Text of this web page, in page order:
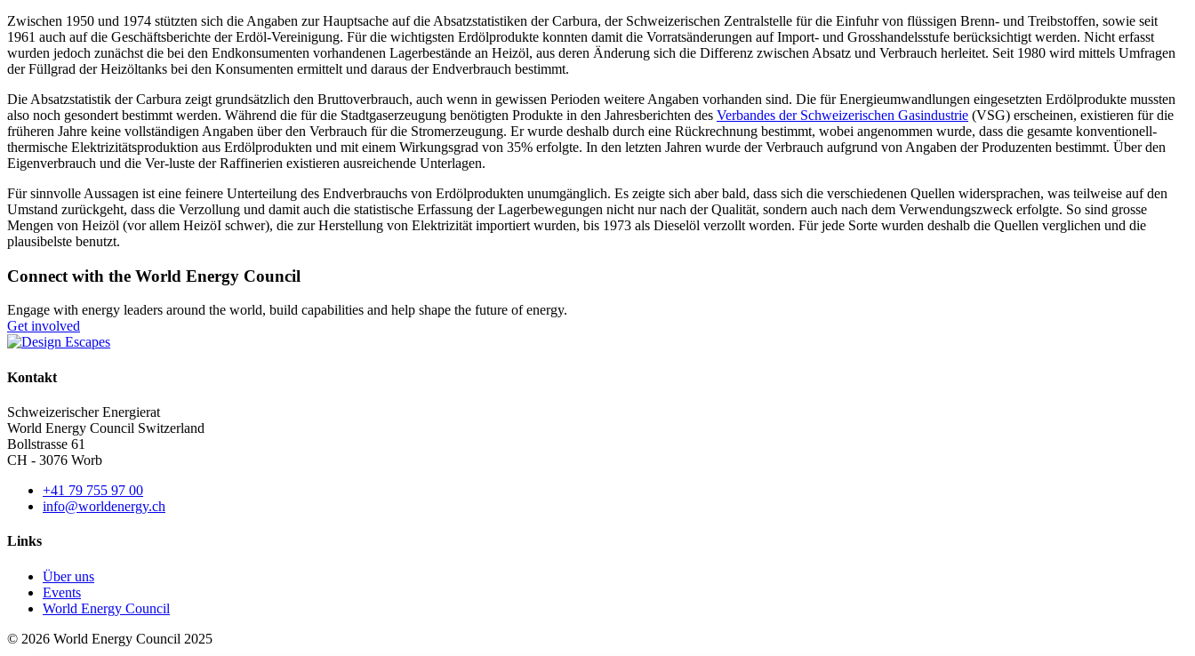
Zwischen 1950 und 1974 stützten sich die Angaben zur Hauptsache auf die Absatzstatistiken der Carbura, der Schweizerischen Zentralstelle für die Einfuhr von flüssigen Brenn- und Treibstoffen, sowie seit
1961 auch auf die Geschäftsberichte der Erdöl-Vereinigung. Für die wichtigsten Erdölprodukte konnten damit die Vorratsänderungen auf Import- und Grosshandelsstufe berücksichtigt werden. Nicht erfasst
wurden jedoch zunächst die bei den Endkonsumenten vorhandenen Lagerbestände an Heizöl, aus deren Änderung sich die Differenz zwischen Absatz und Verbrauch herleitet. Seit 1980 wird mittels Umfragen
der Füllgrad der Heizöltanks bei den Konsumenten ermittelt und daraus der Endverbrauch bestimmt.
Die Absatzstatistik der Carbura zeigt grundsätzlich den Bruttoverbrauch, auch wenn in gewissen Perioden weitere Angaben vorhanden sind. Die für Energieumwandlungen eingesetzten Erdölprodukte mussten
also noch gesondert bestimmt werden. Während die für die Stadtgaserzeugung benötigten Produkte in den Jahresberichten des Verbandes der Schweizerischen Gasindustrie (VSG) erscheinen, existieren für die
früheren Jahre keine vollständigen Angaben über den Verbrauch für die Stromerzeugung. Er wurde deshalb durch eine Rückrechnung bestimmt, wobei angenommen wurde, dass die gesamte konventionell-
thermische Elektrizitätsproduktion aus Erdölprodukten und mit einem Wirkungsgrad von 35% erfolgte. In den letzten Jahren wurde der Verbrauch aufgrund von Angaben der Produzenten bestimmt. Über den
Eigenverbrauch und die Ver-luste der Raffinerien existieren ausreichende Unterlagen.
Für sinnvolle Aussagen ist eine feinere Unterteilung des Endverbrauchs von Erdölprodukten unumgänglich. Es zeigte sich aber bald, dass sich die verschiedenen Quellen widersprachen, was teilweise auf den
Umstand zurückgeht, dass die Verzollung und damit auch die statistische Erfassung der Lagerbewegungen nicht nur nach der Qualität, sondern auch nach dem Verwendungszweck erfolgte. So sind grosse
Mengen von Heizöl (vor allem HeizöI schwer), die zur Herstellung von Elektrizität importiert wurden, bis 1973 als Dieselöl verzollt worden. Für jede Sorte wurden deshalb die Quellen verglichen und die
plausibelste benutzt.
Connect with the World Energy Council
Engage with energy leaders around the world, build capabilities and help shape the future of energy.
Get involved
Kontakt
Schweizerischer Energierat
World Energy Council Switzerland
Bollstrasse 61
CH - 3076 Worb
+41 79 755 97 00
info@worldenergy.ch
Links
Über uns
Events
World Energy Council
© 2026 World Energy Council 2025